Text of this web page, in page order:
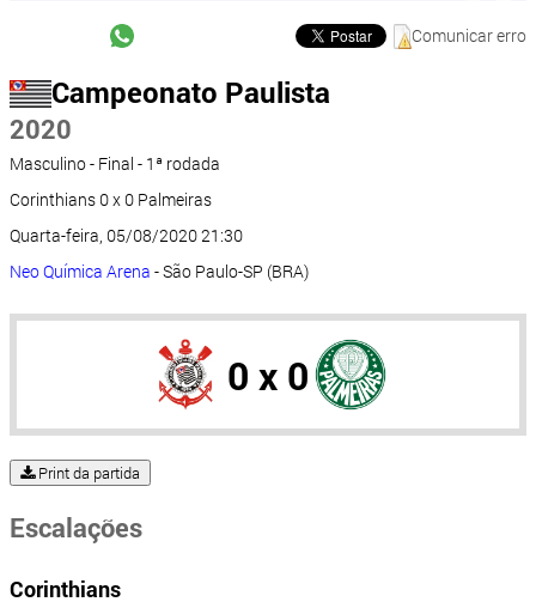
Comunicar erro
Campeonato Paulista
2020
Masculino - Final - 1ª rodada
Corinthians 0 x 0 Palmeiras
Quarta-feira, 05/08/2020 21:30
Neo Química Arena - São Paulo-SP (BRA)
0 x 0
Print da partida
Escalações
Corinthians